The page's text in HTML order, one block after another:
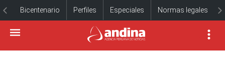
Bicentenario Perfiles Especiales Normas legales